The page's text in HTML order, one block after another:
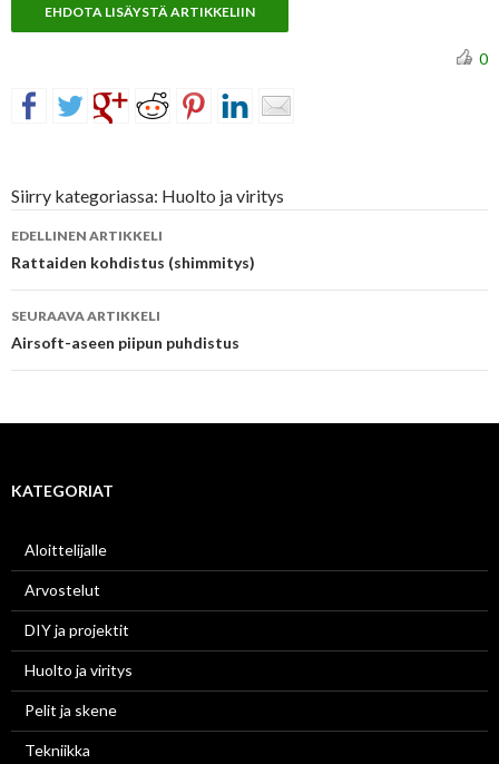
EHDOTA LISÄYSTÄ ARTIKKELIIN
0
Siirry kategoriassa: Huolto ja viritys
Artikkelien
selaus
EDELLINEN ARTIKKELI
Rattaiden kohdistus (shimmitys)
SEURAAVA ARTIKKELI
Airsoft-aseen piipun puhdistus
KATEGORIAT
Aloittelijalle
Arvostelut
DIY ja projektit
Huolto ja viritys
Pelit ja skene
Tekniikka